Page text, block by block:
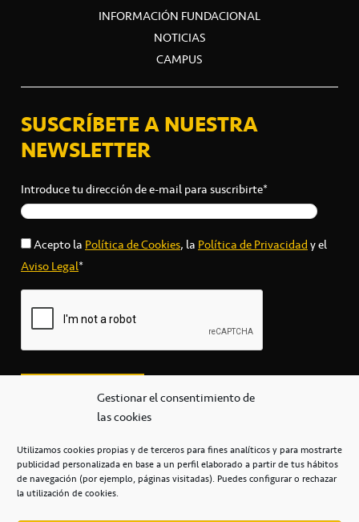
Gestionar el consentimiento de
las cookies
Utilizamos cookies propias y de terceros para fines analíticos y para mostrarte
publicidad personalizada en base a un perfil elaborado a partir de tus hábitos
de navegación (por ejemplo, páginas visitadas). Puedes configurar o rechazar
la utilización de cookies.
INFORMACIÓN FUNDACIONAL
NOTICIAS
CAMPUS
SUSCRÍBETE A NUESTRA
NEWSLETTER
Introduce tu dirección de e-mail para suscribirte*
Acepto laPolítica de Cookies, laPolítica de Privacidady el
Aviso Legal*
secretaria@cbcanarias.es
+34 922 253 684